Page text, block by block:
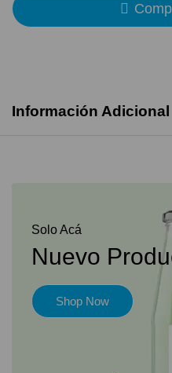
Información Adicional
Solo Acá
Nuevo
Shop Now